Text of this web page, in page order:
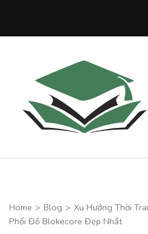
Home > Blog > Xu Hướng Thời
Phối Đồ Blokecore Đẹp Nhất